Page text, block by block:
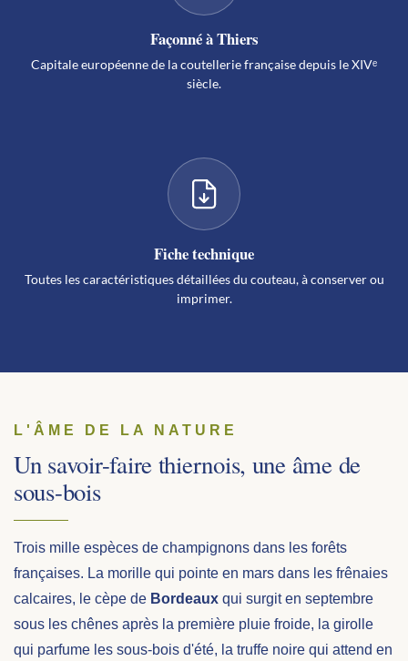
Façonné à Thiers
Capitale européenne de la coutellerie française depuis le XIVᵉ
siècle.
Fiche technique
Toutes les caractéristiques détaillées du couteau, à conserver ou
imprimer.
L'ÂME DE LA NATURE
Un savoir-faire thiernois, une âme de
sous-bois
Trois mille espèces de champignons dans les forêts
françaises. La morille qui pointe en mars dans les frênaies
calcaires, le cèpe de Bordeaux qui surgit en septembre
sous les chênes après la première pluie froide, la girolle
qui parfume les sous-bois d'été, la truffe noire qui attend en